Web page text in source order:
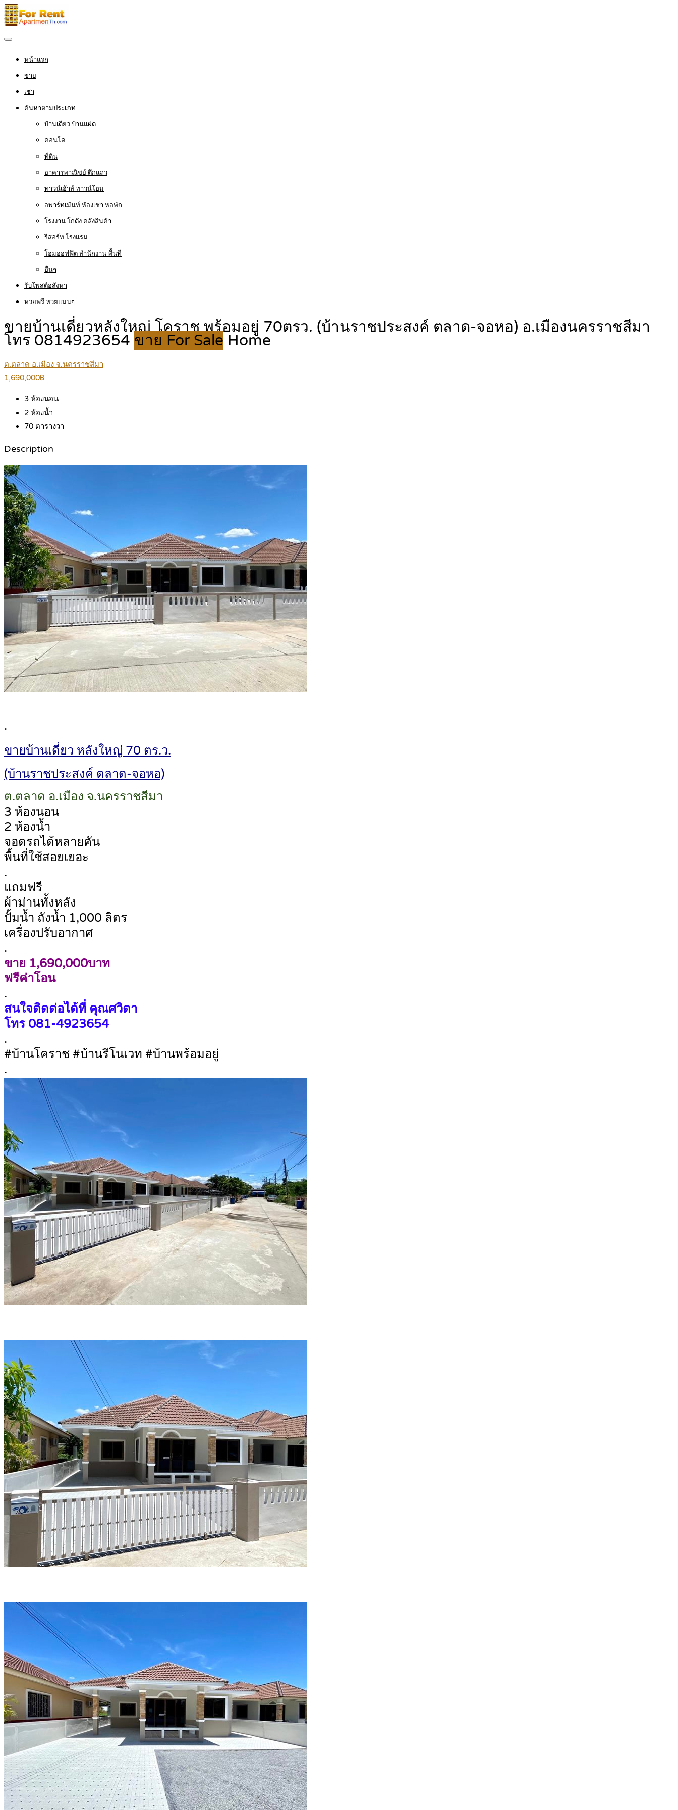
หน้าแรก
ขาย
เช่า
ค้นหาตามประเภท
บ้านเดี่ยว บ้านแฝด
คอนโด
ที่ดิน
อาคารพาณิชย์ ตึกแถว
ทาวน์เฮ้าส์ ทาวน์โฮม
อพาร์ทเม้นท์ ห้องเช่า หอพัก
โรงงาน โกดัง คลังสินค้า
รีสอร์ท โรงแรม
โฮมออฟฟิต สำนักงาน พื้นที่
อื่นๆ
รับโพสต์อสังหา
หวยฟรี หวยแม่นๆ
ขายบ้านเดี่ยวหลังใหญ่ โคราช พร้อมอยู่ 70ตรว. (บ้านราชประสงค์ ตลาด-จอหอ) อ.เมืองนครราชสีมา
โทร 0814923654 ขาย For Sale Home
ต.ตลาด อ.เมือง จ.นครราชสีมา
1,690,000฿
3 ห้องนอน
2 ห้องน้ำ
70 ตารางวา
Description
.
ขายบ้านเดี่ยว หลังใหญ่ 70 ตร.ว.
(บ้านราชประสงค์ ตลาด-จอหอ)
ต.ตลาด อ.เมือง จ.นครราชสีมา
3 ห้องนอน
2 ห้องน้ำ
จอดรถได้หลายคัน
พื้นที่ใช้สอยเยอะ
.
แถมฟรี
ผ้าม่านทั้งหลัง
ปั้มน้ำ ถังน้ำ 1,000 ลิตร
เครื่องปรับอากาศ
.
ขาย 1,690,000บาท
ฟรีค่าโอน
.
สนใจติดต่อได้ที่ คุณศวิตา
โทร 081-4923654
.
#บ้านโคราช #บ้านรีโนเวท #บ้านพร้อมอยู่
.